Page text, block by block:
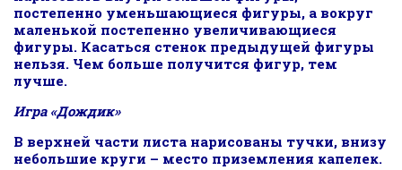
постепенно уменьшающиеся фигуры, а вокруг
маленькой постепенно увеличивающиеся
фигуры. Касаться стенок предыдущей фигуры
нельзя. Чем больше получится фигур, тем
лучше.
Игра «Дождик»
В верхней части листа нарисованы тучки, внизу
небольшие круги – место приземления капелек.